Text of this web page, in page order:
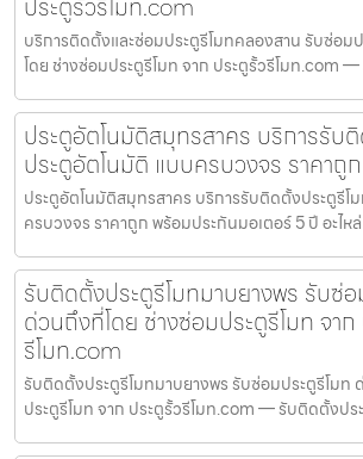
บริการติดตั้งและซ่อมประตูรีโมทคลองสาน รับซ่อม
โดย ช่างซ่อมประตูรีโมท จาก ประตูรั้วรีโมท.com
ประตูอัตโนมัติสมุทรสาคร บริการรับ
ประตูอัตโนมัติ แบบครบวงจร ราคาถูก
ประตูอัตโนมัติสมุทรสาคร บริการรับติดตั้งประตูรีโ
ครบวงจร ราคาถูก พร้อมประกันมอเตอร์ 5 ปี อะไห
รับติดตั้งประตูรีโมทมาบยางพร รับซ่อ
ด่วนถึงที่โดย ช่างซ่อมประตูรีโมท จาก
รีโมท.com
รับติดตั้งประตูรีโมทมาบยางพร รับซ่อมประตูรีโมท
ประตูรีโมท จาก ประตูรั้วรีโมท.com — รับติดตั้งปร